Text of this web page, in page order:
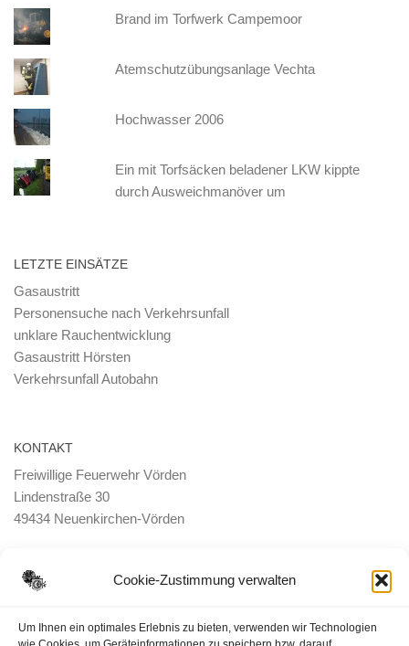
Cookie-Zustimmung verwalten
Um Ihnen ein optimales Erlebnis zu bieten, verwenden wir Technologien
Brand im Torfwerk Campemoor
Atemschutzübungsanlage Vechta
Hochwasser 2006
Ein mit Torfsäcken beladener LKW kippte
durch Ausweichmanöver um
LETZTE EINSÄTZE
Gasaustritt
Personensuche nach Verkehrsunfall
unklare Rauchentwicklung
Gasaustritt Hörsten
Verkehrsunfall Autobahn
KONTAKT
Freiwillige Feuerwehr Vörden
Lindenstraße 30
49434 Neuenkirchen-Vörden
Datenschutzerklärung